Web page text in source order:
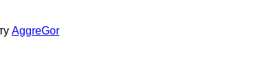
AggreGor